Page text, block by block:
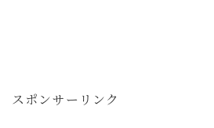
スポンサーリンク